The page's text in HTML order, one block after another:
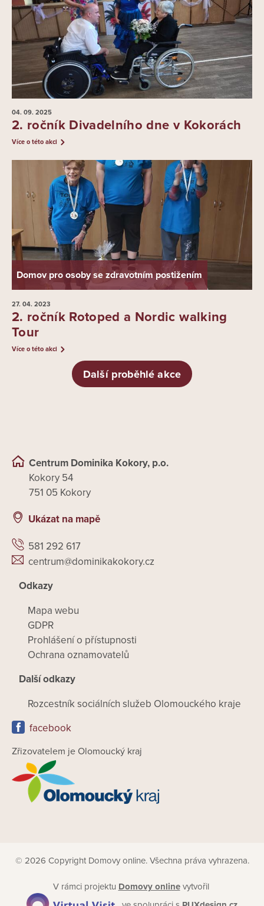
04. 09. 2025
2. ročník Divadelního dne v Kokorách
Více o této akci
Domov pro osoby se zdravotním postižením
27. 04. 2023
2. ročník Rotoped a Nordic walking
Tour
Více o této akci
Další proběhlé akce
Centrum Dominika Kokory, p.o.
Kokory 54
751 05 Kokory
Ukázat na mapě
581 292 617
centrum@dominikakokory.cz
Odkazy
Mapa webu
GDPR
Prohlášení o přístupnosti
Ochrana oznamovatelů
Další odkazy
Rozcestník sociálních služeb Olomouckého kraje
facebook
Zřizovatelem je Olomoucký kraj
© 2026 Copyright Domovy online. Všechna práva vyhrazena.
V rámci projektu Domovy onlinevytvořil